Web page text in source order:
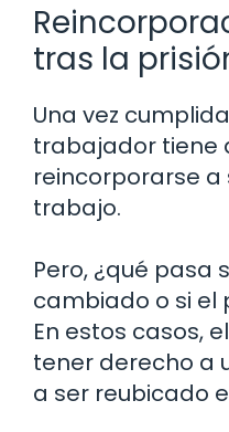
tras la
Una vez
trabajador tiene
reincorporarse a
trabajo.
Pero, ¿qué pasa
cambiado o si el
En estos casos,
tener derecho a
a ser reubicado